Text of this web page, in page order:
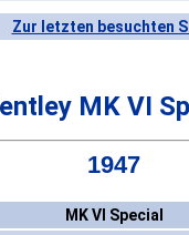
Zur letzten besuchten
MK VI
1947
MK VI Special